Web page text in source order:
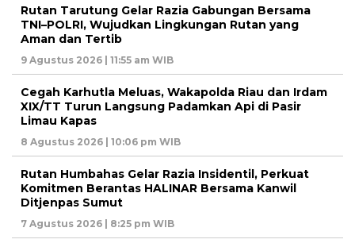
Rutan Tarutung Gelar Razia Gabungan Bersama
TNI–POLRI, Wujudkan Lingkungan Rutan yang
Aman dan Tertib
9 Agustus 2026 | 11:55 am WIB
Cegah Karhutla Meluas, Wakapolda Riau dan Irdam
XIX/TT Turun Langsung Padamkan Api di Pasir
Limau Kapas
8 Agustus 2026 | 10:06 pm WIB
Rutan Humbahas Gelar Razia Insidentil, Perkuat
Komitmen Berantas HALINAR Bersama Kanwil
Ditjenpas Sumut
7 Agustus 2026 | 8:25 pm WIB